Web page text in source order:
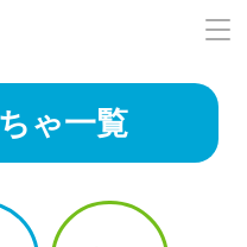
ゃ一覧